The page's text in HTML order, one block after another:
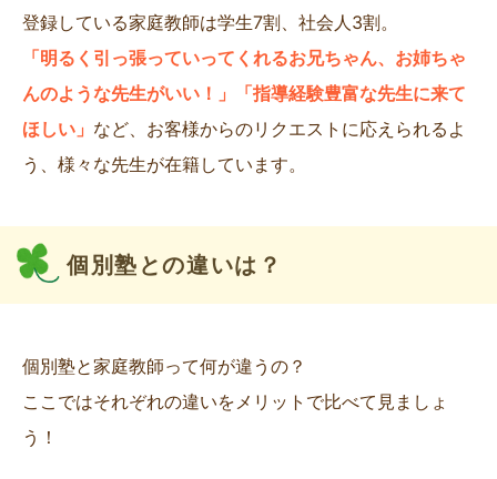
登録している家庭教師は学生7割、社会人3割。
「明るく引っ張っていってくれるお兄ちゃん、お姉ちゃ
んのような先生がいい！」「指導経験豊富な先生に来て
ほしい」 など、お客様からのリクエストに応えられるよ
う、様々な先生が在籍しています。
個別塾との違いは？
個別塾と家庭教師って何が違うの？
ここではそれぞれの違いをメリットで比べて見ましょ
う！